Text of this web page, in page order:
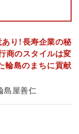
り！長寿企業の秘
商のスタイルは変
輪島のまちに貢献
屋善仁